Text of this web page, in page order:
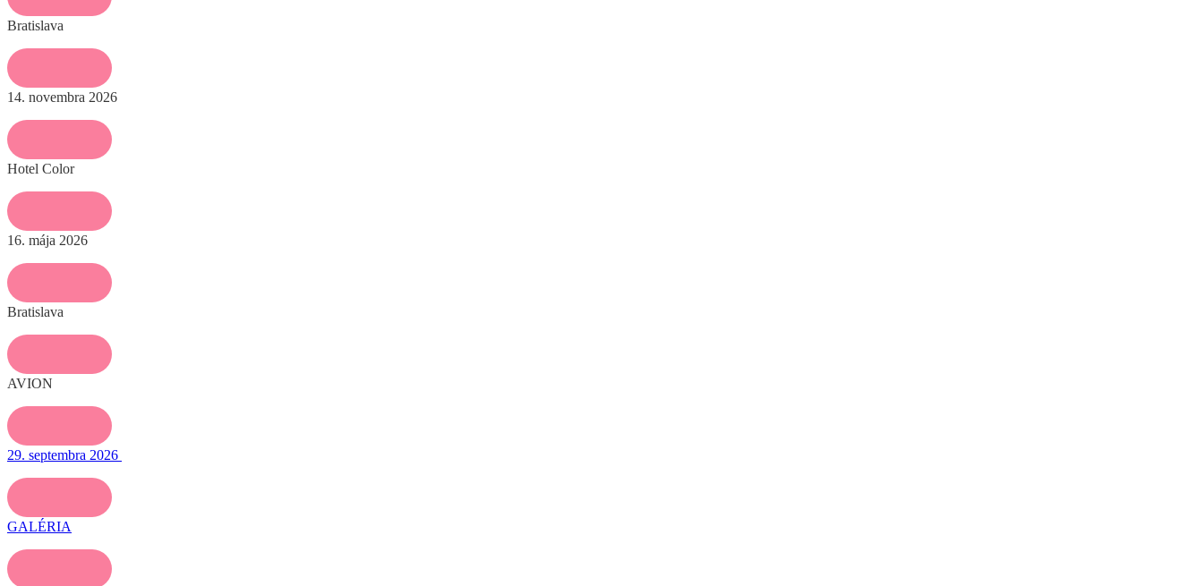
Bratislava
14. novembra 2026
Hotel Color
16. mája 2026
Bratislava
AVION
29. septembra 2026
GALÉRIA